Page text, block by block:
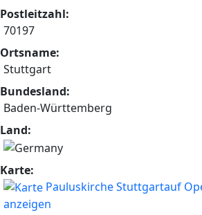
Postleitzahl:
70197
Ortsname:
Stuttgart
Bundesland:
Baden-Württemberg
Land:
Karte:
Pauluskirche Stuttgartauf
anzeigen